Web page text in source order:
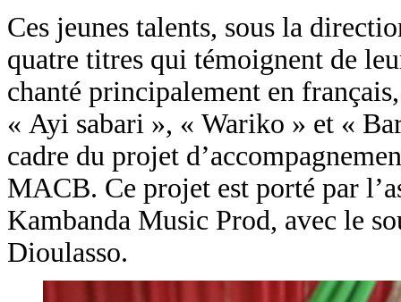
Ces jeunes talents, sous la
quatre titres qui témoignent de
chanté principalement en
« Ayi sabari », « Wariko » et «
cadre du projet
MACB. Ce projet est porté par
Kambanda Music Prod, avec le
Dioulasso.